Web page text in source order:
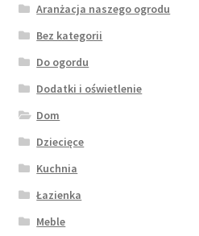
Aranżacja naszego ogrodu
Bez kategorii
Do ogordu
Dodatki i oświetlenie
Dom
Dziecięce
Kuchnia
Łazienka
Meble